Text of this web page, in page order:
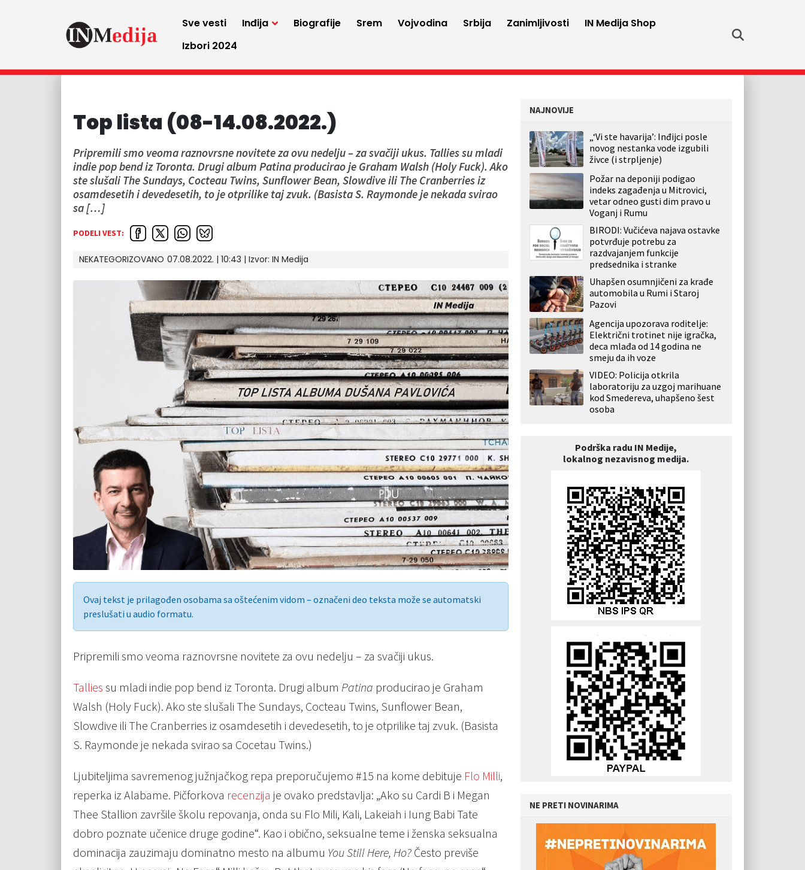
Sve vesti Inđija Biografije Srem Vojvodina Srbija Zanimljivosti
IN Medija Shop
Izbori 2024
Top lista (08-14.08.2022.)
Pripremili smo veoma raznovrsne novitete za ovu nedelju – za svačiji ukus. Tallies su mladi
indie pop bend iz Toronta. Drugi album Patina producirao je Graham Walsh (Holy Fuck). Ako
ste slušali The Sundays, Cocteau Twins, Sunflower Bean, Slowdive ili The Cranberries iz
osamdesetih i devedesetih, to je otprilike taj zvuk. (Basista S. Raymonde je nekada svirao
sa […]
PODELI VEST:
NEKATEGORIZOVANO 07.08.2022. | 10:43 | Izvor: IN Medija
Ovaj tekst je prilagođen osobama sa oštećenim vidom – označeni deo teksta može se automatski
preslušati u audio formatu.
Pripremili smo veoma raznovrsne novitete za ovu nedelju – za svačiji ukus.
Tallies su mladi indie pop bend iz Toronta. Drugi album Patina producirao je Graham
Walsh (Holy Fuck). Ako ste slušali The Sundays, Cocteau Twins, Sunflower Bean,
Slowdive ili The Cranberries iz osamdesetih i devedesetih, to je otprilike taj zvuk. (Basista
S. Raymonde je nekada svirao sa Cocetau Twins.)
Ljubiteljima savremenog južnjačkog repa preporučujemo #15 na kome debituje Flo Milli,
reperka iz Alabame. Pičforkova recenzija je ovako predstavlja: „Ako su Cardi B i Megan
Thee Stallion završile školu repovanja, onda su Flo Mili, Kali, Lakeiah i Iung Babi Tate
dobro poznate učenice druge godine“. Kao i obično, seksualne teme i ženska seksualna
dominacija zauzimaju dominatno mesto na albumu You Still Here, Ho? Često previše
NAJNOVIJE
„‘Vi ste havarija’: Inđijci posle
novog nestanka vode izgubili
živce (i strpljenje)
Požar na deponiji podigao
indeks zagađenja u Mitrovici,
vetar odneo gusti dim pravo u
Voganj i Rumu
BIRODI: Vučićeva najava ostavke
potvrđuje potrebu za
razdvajanjem funkcije
predsednika i stranke
Uhapšen osumnjičeni za krađe
automobila u Rumi i Staroj
Pazovi
Agencija upozorava roditelje:
Električni trotinet nije igračka,
deca mlađa od 14 godina ne
smeju da ih voze
VIDEO: Policija otkrila
laboratoriju za uzgoj marihuane
kod Smedereva, uhapšeno šest
osoba
Podrška radu IN Medije,
lokalnog nezavisnog medija.
NE PRETI NOVINARIMA